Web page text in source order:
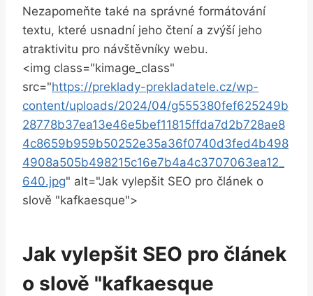
Nezapomeňte také na správné formátování
textu, které usnadní jeho čtení a zvýší jeho
atraktivitu pro návštěvníky webu.
<img class="kimage_class"
src="https://preklady-prekladatele.cz/wp-
content/uploads/2024/04/g555380fef625249b
28778b37ea13e46e5bef11815ffda7d2b728ae8
4c8659b959b50252e35a36f0740d3fed4b498
4908a505b498215c16e7b4a4c3707063ea12_
640.jpg" alt="Jak vylepšit SEO pro článek o
slově "kafkaesque">
Jak vylepšit SEO pro článek
o slově "kafkaesque